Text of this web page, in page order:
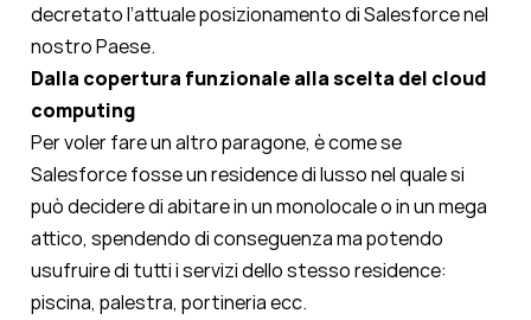
decretato l’attuale posizionamento di Salesforce nel
nostro Paese.
Dalla copertura funzionale alla scelta del cloud
computing
Per voler fare un altro paragone, è come se
Salesforce fosse un residence di lusso nel quale si
può decidere di abitare in un monolocale o in un mega
attico, spendendo di conseguenza ma potendo
usufruire di tutti i servizi dello stesso residence:
piscina, palestra, portineria ecc.